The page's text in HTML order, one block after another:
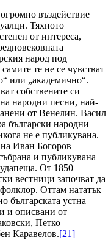
въздействие
Тяхното
от интереса,
народ под
те не се чувстват
или „академично“.
собствените си
народни песни, най-
от Венелин. Васил
български народни
не е публикувана.
на Иван Богоров –
и публикувана
От 1850
вестници започват да
Оттам нататък
българската устна
и описвани от
Петко
Каравелов.[21]